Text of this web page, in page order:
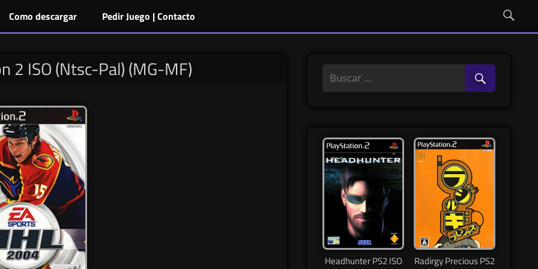
Como descargar Pedir Juego | Contacto
2 ISO (Ntsc-Pal) (MG-MF)
Headhunter PS2 ISO
Radirgy Precious PS2